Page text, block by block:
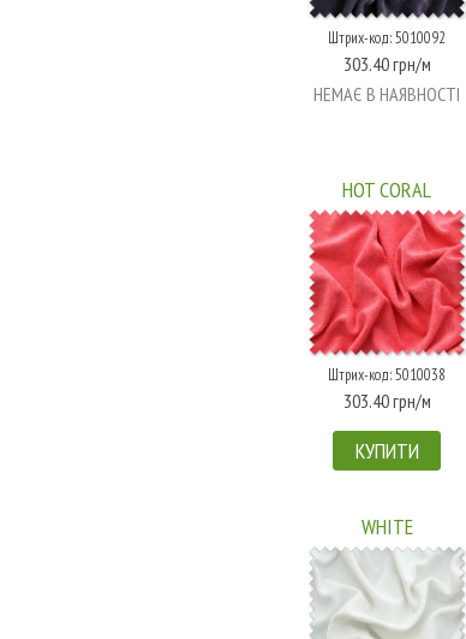
Штрих-код: 5010092
303.40 грн/м
НЕМАЄ В НАЯВНОСТІ
HOT CORAL
Штрих-код: 5010038
303.40 грн/м
КУПИТИ
WHITE